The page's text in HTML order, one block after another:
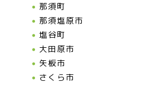
那須町
那須塩原市
塩谷町
大田原市
矢板市
さくら市